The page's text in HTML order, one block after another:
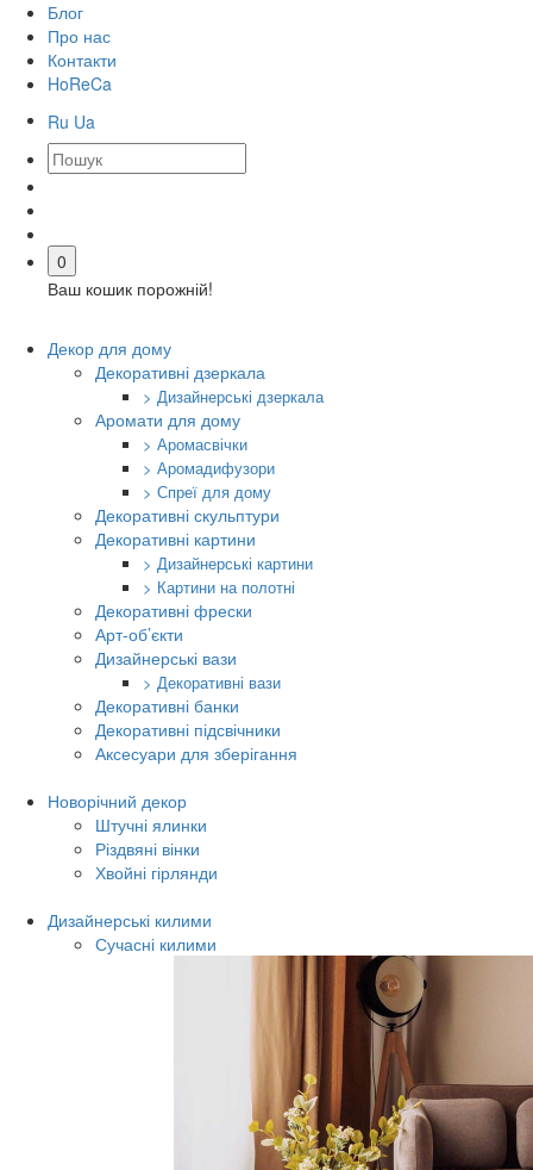
Блог
Про нас
Контакти
HoReCa
Ru Ua
0
Ваш кошик порожній!
Декор для дому
Декоративні дзеркала
> Дизайнерські дзеркала
Аромати для дому
> Аромасвічки
> Аромадифузори
> Спреї для дому
Декоративні скульптури
Декоративні картини
> Дизайнерські картини
> Картини на полотні
Декоративні фрески
Арт-об’єкти
Дизайнерські вази
> Декоративні вази
Декоративні банки
Декоративні підсвічники
Аксесуари для зберігання
Новорічний декор
Штучні ялинки
Різдвяні вінки
Хвойні гірлянди
Дизайнерські килими
Сучасні килими